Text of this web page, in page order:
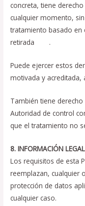
concreta, tiene
cualquier momento,
tratamiento basado en
retirada
.
Puede ejercer estos
motivada y acreditada,
También tiene
Autoridad de control
que el tratamiento no
8. INFORMACIÓN LEGAL
Los requisitos de esta
reemplazan, cualquier
protección de datos
cualquier caso.